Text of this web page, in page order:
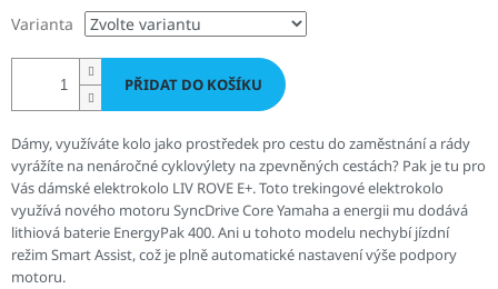
Varianta
PŘIDAT DO KOŠÍKU
Dámy, využíváte kolo jako prostředek pro cestu do zaměstnání a rády
vyrážíte na nenáročné cyklovýlety na zpevněných cestách? Pak je tu pro
Vás dámské elektrokolo LIV ROVE E+. Toto trekingové elektrokolo
využívá nového motoru SyncDrive Core Yamaha a energii mu dodává
lithiová baterie EnergyPak 400. Ani u tohoto modelu nechybí jízdní
režim Smart Assist, což je plně automatické nastavení výše podpory
motoru.